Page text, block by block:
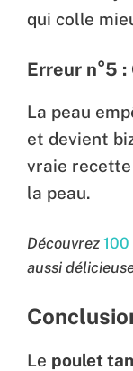
qui colle
Erreur n°5 :
La peau
et devient
vraie
la peau.
Découvrez
aussi
Le poulet